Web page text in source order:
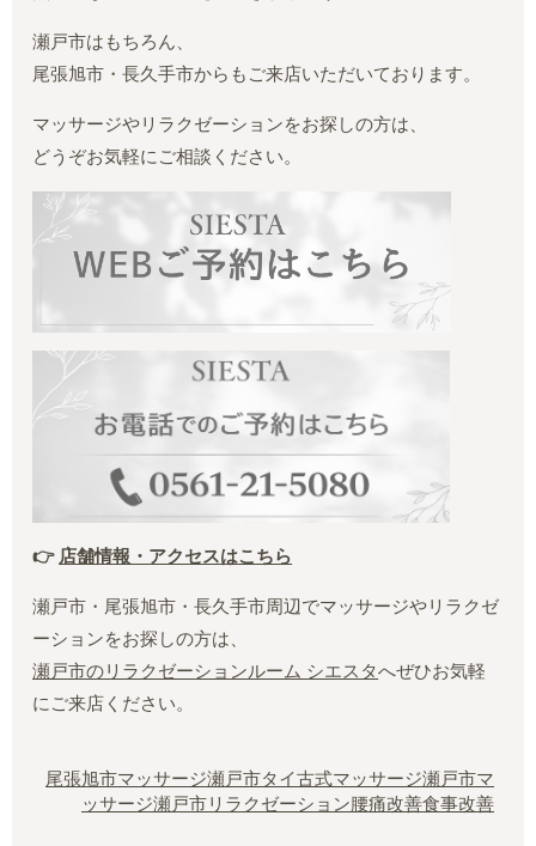
瀬戸市はもちろん、
尾張旭市・長久手市からもご来店いただいております。
マッサージやリラクゼーションをお探しの方は、
どうぞお気軽にご相談ください。
👉 店舗情報・アクセスはこちら
瀬戸市・尾張旭市・長久手市周辺でマッサージやリラクゼ
ーションをお探しの方は、
瀬戸市のリラクゼーションルーム シエスタへぜひお気軽
にご来店ください。
尾張旭市マッサージ瀬戸市タイ古式マッサージ瀬戸市マ
ッサージ瀬戸市リラクゼーション腰痛改善食事改善